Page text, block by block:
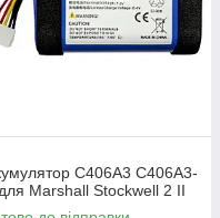
C406A3 C406A3-
Marshall Stockwell 2 II